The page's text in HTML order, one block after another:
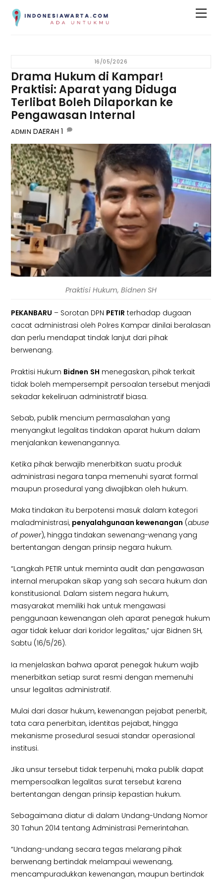
16/05/2026
Drama Hukum di Kampar!
Praktisi: Aparat yang Diduga
Terlibat Boleh Dilaporkan ke
Pengawasan Internal
ADMIN DAERAH 1
Praktisi Hukum, Bidnen SH
PEKANBARU – Sorotan DPN PETIR terhadap dugaan
cacat administrasi oleh Polres Kampar dinilai beralasan
dan perlu mendapat tindak lanjut dari pihak
berwenang.
Praktisi Hukum Bidnen SH menegaskan, pihak terkait
tidak boleh mempersempit persoalan tersebut menjadi
sekadar kekeliruan administratif biasa.
Sebab, publik mencium permasalahan yang
menyangkut legalitas tindakan aparat hukum dalam
menjalankan kewenangannya.
Ketika pihak berwajib menerbitkan suatu produk
administrasi negara tanpa memenuhi syarat formal
maupun prosedural yang diwajibkan oleh hukum.
Maka tindakan itu berpotensi masuk dalam kategori
maladministrasi, penyalahgunaan kewenangan (abuse
of power), hingga tindakan sewenang-wenang yang
bertentangan dengan prinsip negara hukum.
“Langkah PETIR untuk meminta audit dan pengawasan
internal merupakan sikap yang sah secara hukum dan
konstitusional. Dalam sistem negara hukum,
masyarakat memiliki hak untuk mengawasi
penggunaan kewenangan oleh aparat penegak hukum
agar tidak keluar dari koridor legalitas,” ujar Bidnen SH,
Sabtu (16/5/26).
Ia menjelaskan bahwa aparat penegak hukum wajib
menerbitkan setiap surat resmi dengan memenuhi
unsur legalitas administratif.
Mulai dari dasar hukum, kewenangan pejabat penerbit,
tata cara penerbitan, identitas pejabat, hingga
mekanisme prosedural sesuai standar operasional
institusi.
Jika unsur tersebut tidak terpenuhi, maka publik dapat
mempersoalkan legalitas surat tersebut karena
bertentangan dengan prinsip kepastian hukum.
Sebagaimana diatur di dalam Undang-Undang Nomor
30 Tahun 2014 tentang Administrasi Pemerintahan.
“Undang-undang secara tegas melarang pihak
berwenang bertindak melampaui wewenang,
mencampuradukkan kewenangan, maupun bertindak